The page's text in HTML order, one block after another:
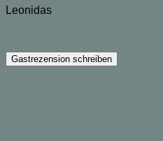
Leonidas